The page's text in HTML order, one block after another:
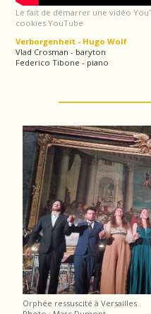
Le fait de démarrer une vidéo
cookies YouTube
Verborgenheit - Hugo Wolf
Vlad Crosman - baryton
Federico Tibone - piano
Orphée ressuscité à Versailles